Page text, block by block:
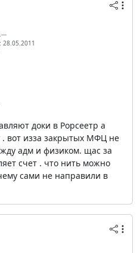
28.05.2011
доки в Рорсеетр а
вот изза закрытых МФЦ не
адм и физиком. щас за
счет . что нить можно
сами не направили в